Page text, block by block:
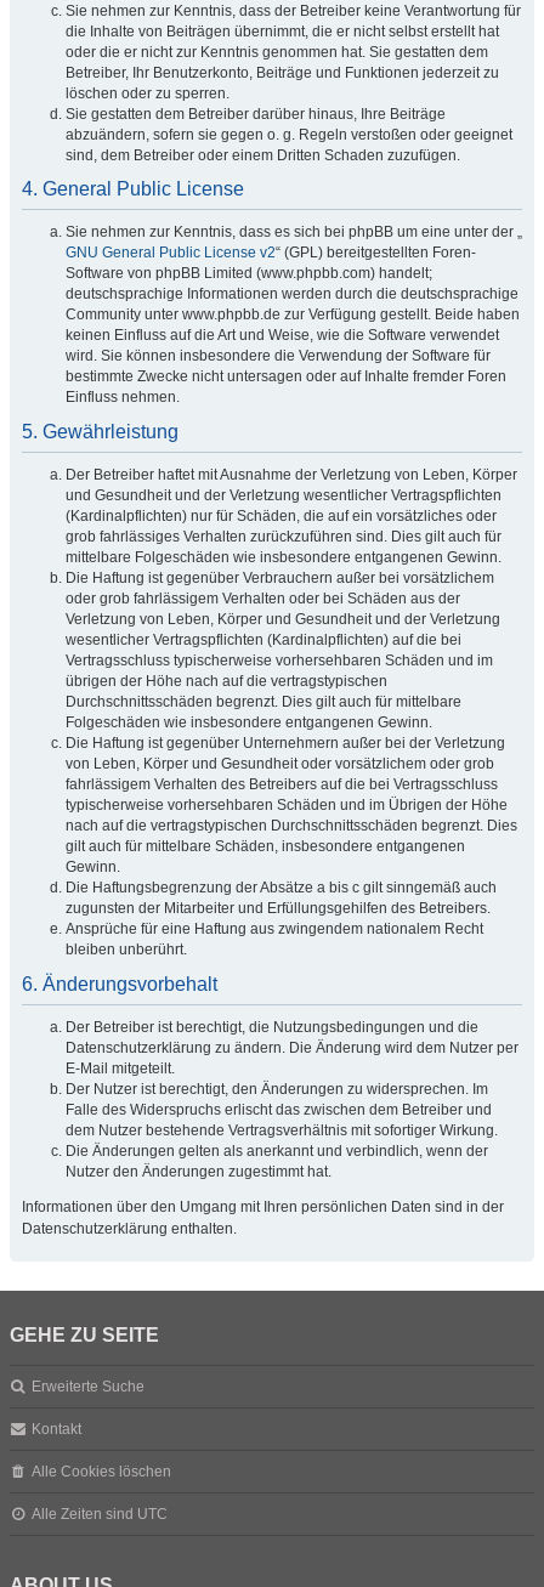
Sie nehmen zur Kenntnis, dass der Betreiber keine Verantwortung für
die Inhalte von Beiträgen übernimmt, die er nicht selbst erstellt hat
oder die er nicht zur Kenntnis genommen hat. Sie gestatten dem
Betreiber, Ihr Benutzerkonto, Beiträge und Funktionen jederzeit zu
löschen oder zu sperren.
Sie gestatten dem Betreiber darüber hinaus, Ihre Beiträge
abzuändern, sofern sie gegen o. g. Regeln verstoßen oder geeignet
sind, dem Betreiber oder einem Dritten Schaden zuzufügen.
4. General Public License
Sie nehmen zur Kenntnis, dass es sich bei phpBB um eine unter der „
GNU General Public License v2“ (GPL) bereitgestellten Foren-
Software von phpBB Limited (www.phpbb.com) handelt;
deutschsprachige Informationen werden durch die deutschsprachige
Community unter www.phpbb.de zur Verfügung gestellt. Beide haben
keinen Einfluss auf die Art und Weise, wie die Software verwendet
wird. Sie können insbesondere die Verwendung der Software für
bestimmte Zwecke nicht untersagen oder auf Inhalte fremder Foren
Einfluss nehmen.
5. Gewährleistung
Der Betreiber haftet mit Ausnahme der Verletzung von Leben, Körper
und Gesundheit und der Verletzung wesentlicher Vertragspflichten
(Kardinalpflichten) nur für Schäden, die auf ein vorsätzliches oder
grob fahrlässiges Verhalten zurückzuführen sind. Dies gilt auch für
mittelbare Folgeschäden wie insbesondere entgangenen Gewinn.
Die Haftung ist gegenüber Verbrauchern außer bei vorsätzlichem
oder grob fahrlässigem Verhalten oder bei Schäden aus der
Verletzung von Leben, Körper und Gesundheit und der Verletzung
wesentlicher Vertragspflichten (Kardinalpflichten) auf die bei
Vertragsschluss typischerweise vorhersehbaren Schäden und im
übrigen der Höhe nach auf die vertragstypischen
Durchschnittsschäden begrenzt. Dies gilt auch für mittelbare
Folgeschäden wie insbesondere entgangenen Gewinn.
Die Haftung ist gegenüber Unternehmern außer bei der Verletzung
von Leben, Körper und Gesundheit oder vorsätzlichem oder grob
fahrlässigem Verhalten des Betreibers auf die bei Vertragsschluss
typischerweise vorhersehbaren Schäden und im Übrigen der Höhe
nach auf die vertragstypischen Durchschnittsschäden begrenzt. Dies
gilt auch für mittelbare Schäden, insbesondere entgangenen
Gewinn.
Die Haftungsbegrenzung der Absätze a bis c gilt sinngemäß auch
zugunsten der Mitarbeiter und Erfüllungsgehilfen des Betreibers.
Ansprüche für eine Haftung aus zwingendem nationalem Recht
bleiben unberührt.
6. Änderungsvorbehalt
Der Betreiber ist berechtigt, die Nutzungsbedingungen und die
Datenschutzerklärung zu ändern. Die Änderung wird dem Nutzer per
E-Mail mitgeteilt.
Der Nutzer ist berechtigt, den Änderungen zu widersprechen. Im
Falle des Widerspruchs erlischt das zwischen dem Betreiber und
dem Nutzer bestehende Vertragsverhältnis mit sofortiger Wirkung.
Die Änderungen gelten als anerkannt und verbindlich, wenn der
Nutzer den Änderungen zugestimmt hat.
Informationen über den Umgang mit Ihren persönlichen Daten sind in der
Datenschutzerklärung enthalten.
GEHE ZU SEITE
Erweiterte Suche
Kontakt
Alle Cookies löschen
Alle Zeiten sind UTC